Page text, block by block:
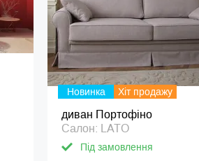
Новинка Хіт продажу
диван Портофіно
Салон: LATO
Під замовлення